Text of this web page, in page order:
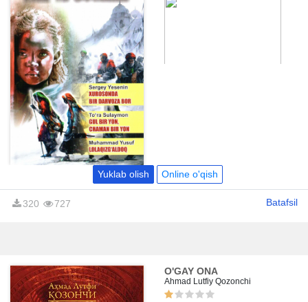
Yuklab olish Online o'qish
320 727 Batafsil
O'GAY ONA
Ahmad Lutfiy Qozonchi